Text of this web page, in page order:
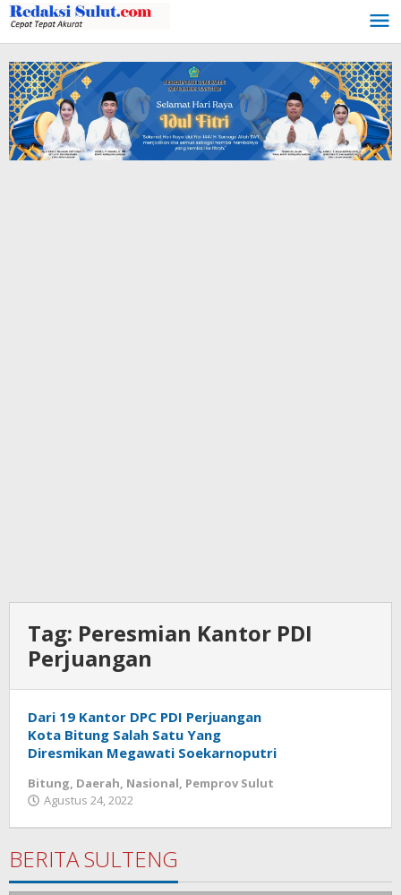
Lewati
ke
konten
Tag: Peresmian Kantor PDI
Perjuangan
Dari 19 Kantor DPC PDI Perjuangan
Kota Bitung Salah Satu Yang
Diresmikan Megawati Soekarnoputri
Bitung, Daerah, Nasional, Pemprov Sulut
Agustus 24, 2022
BERITA SULTENG